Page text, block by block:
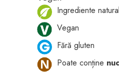
Ingrediente
Vegan
Fără gluten
Poate conține